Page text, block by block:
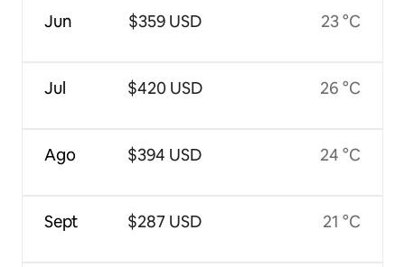
Jun
Jul
Ago
Sept
$359 USD
$420 USD
$394 USD
$287 USD
23 °C
26 °C
24 °C
21 °C